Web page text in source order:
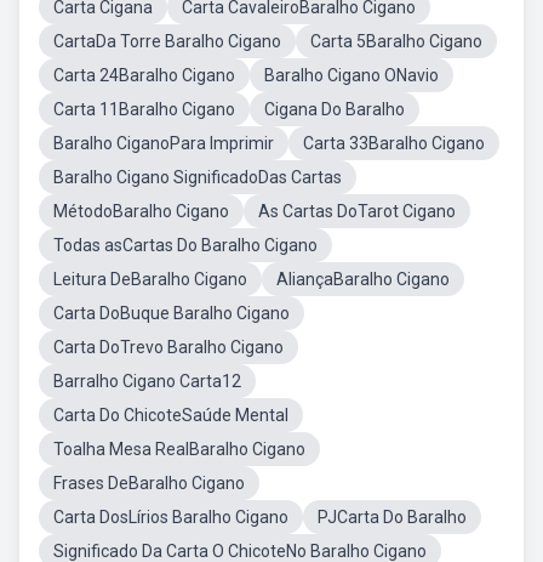
Carta Cigana
Carta CavaleiroBaralho Cigano
CartaDa Torre Baralho Cigano
Carta 5Baralho Cigano
Carta 24Baralho Cigano
Baralho Cigano ONavio
Carta 11Baralho Cigano
Cigana Do Baralho
Baralho CiganoPara Imprimir
Carta 33Baralho Cigano
Baralho Cigano SignificadoDas Cartas
MétodoBaralho Cigano
As Cartas DoTarot Cigano
Todas asCartas Do Baralho Cigano
Leitura DeBaralho Cigano
AliançaBaralho Cigano
Carta DoBuque Baralho Cigano
Carta DoTrevo Baralho Cigano
Barralho Cigano Carta12
Carta Do ChicoteSaúde Mental
Toalha Mesa RealBaralho Cigano
Frases DeBaralho Cigano
Carta DosLírios Baralho Cigano
PJCarta Do Baralho
Significado Da Carta O ChicoteNo Baralho Cigano